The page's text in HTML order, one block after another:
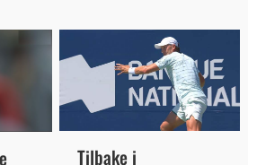
Tilbake i